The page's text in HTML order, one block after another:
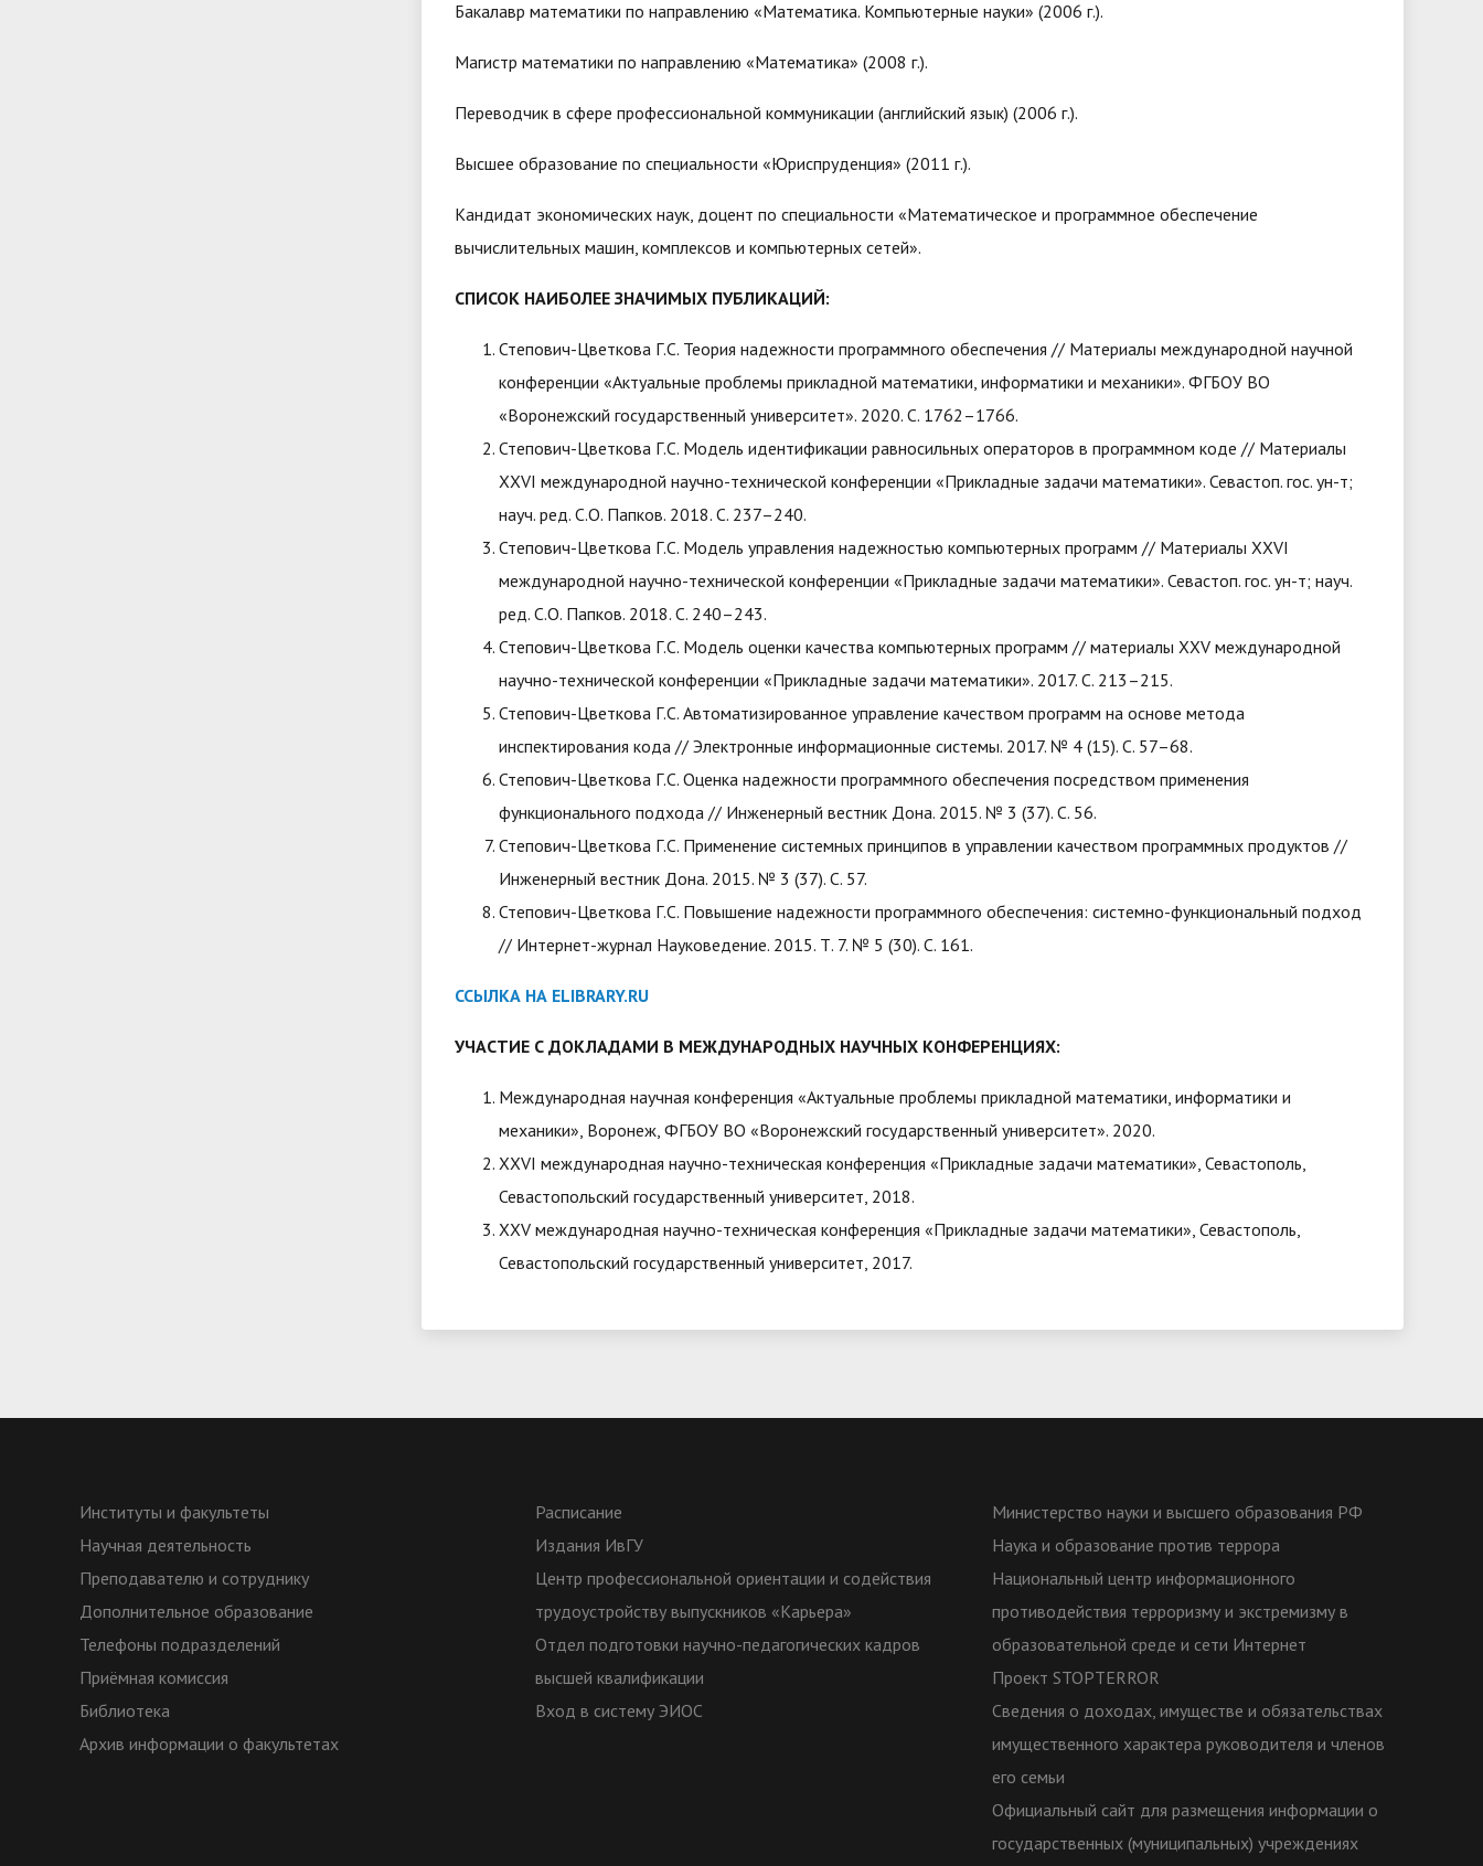
Бакалавр математики по направлению «Математика. Компьютерные науки» (2006 г.).
Магистр математики по направлению «Математика» (2008 г.).
Переводчик в сфере профессиональной коммуникации (английский язык) (2006 г.).
Высшее образование по специальности «Юриспруденция» (2011 г.).
Кандидат экономических наук, доцент по специальности «Математическое и программное обеспечение
вычислительных машин, комплексов и компьютерных сетей».
СПИСОК НАИБОЛЕЕ ЗНАЧИМЫХ ПУБЛИКАЦИЙ:
Степович-Цветкова Г.С. Теория надежности программного обеспечения // Материалы международной научной
конференции «Актуальные проблемы прикладной математики, информатики и механики». ФГБОУ ВО
«Воронежский государственный университет». 2020. С. 1762–1766.
Степович-Цветкова Г.С. Модель идентификации равносильных операторов в программном коде // Материалы
XXVI международной научно-технической конференции «Прикладные задачи математики». Севастоп. гос. ун-т;
науч. ред. С.О. Папков. 2018. С. 237–240.
Степович-Цветкова Г.С. Модель управления надежностью компьютерных программ // Материалы XXVI
международной научно-технической конференции «Прикладные задачи математики». Севастоп. гос. ун-т; науч.
ред. С.О. Папков. 2018. С. 240–243.
Степович-Цветкова Г.С. Модель оценки качества компьютерных программ // материалы XXV международной
научно-технической конференции «Прикладные задачи математики». 2017. С. 213–215.
Степович-Цветкова Г.С. Автоматизированное управление качеством программ на основе метода
инспектирования кода // Электронные информационные системы. 2017. № 4 (15). С. 57–68.
Степович-Цветкова Г.С. Оценка надежности программного обеспечения посредством применения
функционального подхода // Инженерный вестник Дона. 2015. № 3 (37). С. 56.
Степович-Цветкова Г.С. Применение системных принципов в управлении качеством программных продуктов //
Инженерный вестник Дона. 2015. № 3 (37). С. 57.
Степович-Цветкова Г.С. Повышение надежности программного обеспечения: системно-функциональный подход
// Интернет-журнал Науковедение. 2015. Т. 7. № 5 (30). С. 161.
ССЫЛКА НА ELIBRARY.RU
УЧАСТИЕ С ДОКЛАДАМИ В МЕЖДУНАРОДНЫХ НАУЧНЫХ КОНФЕРЕНЦИЯХ:
Международная научная конференция «Актуальные проблемы прикладной математики, информатики и
механики», Воронеж, ФГБОУ ВО «Воронежский государственный университет». 2020.
XXVI международная научно-техническая конференция «Прикладные задачи математики», Севастополь,
Севастопольский государственный университет, 2018.
XXV международная научно-техническая конференция «Прикладные задачи математики», Севастополь,
Севастопольский государственный университет, 2017.
Институты и факультеты
Научная деятельность
Преподавателю и сотруднику
Дополнительное образование
Телефоны подразделений
Приёмная комиссия
Библиотека
Архив информации о факультетах
Расписание
Издания ИвГУ
Центр профессиональной ориентации и содействия
трудоустройству выпускников «Карьера»
Отдел подготовки научно-педагогических кадров
высшей квалификации
Вход в систему ЭИОС
Министерство науки и высшего образования РФ
Наука и образование против террора
Национальный центр информационного
противодействия терроризму и экстремизму в
образовательной среде и сети Интернет
Проект STOPTERROR
Сведения о доходах, имуществе и обязательствах
имущественного характера руководителя и членов
его семьи
Официальный сайт для размещения информации о
государственных (муниципальных) учреждениях